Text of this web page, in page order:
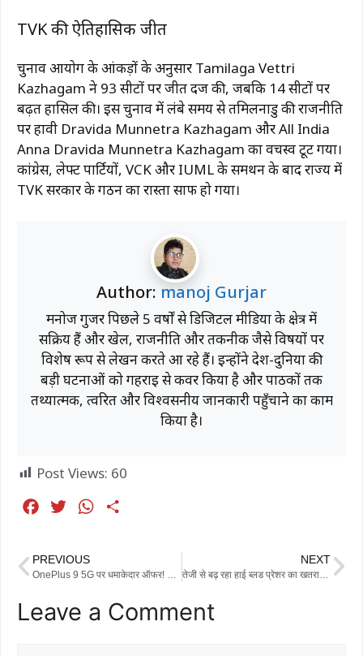
TVK की ऐतिहासिक जीत
चुनाव आयोग के आंकड़ों के अनुसार Tamilaga Vettri
Kazhagam ने 93 सीटों पर जीत दर्ज की, जबकि 14 सीटों पर
बढ़त हासिल की। इस चुनाव में लंबे समय से तमिलनाडु की राजनीति
पर हावी Dravida Munnetra Kazhagam औरAll India
Anna Dravida Munnetra Kazhagam का वर्चस्व टूट गया।
कांग्रेस, लेफ्ट पार्टियों, VCK और IUML के समर्थन के बाद राज्य में
TVK सरकार के गठन का रास्ता साफ हो गया।
Author: manoj Gurjar
मनोज गुर्जर पिछले 5 वर्षों से डिजिटल मीडिया के क्षेत्र में
सक्रिय हैं और खेल, राजनीति और तकनीक जैसे विषयों पर
विशेष रूप से लेखन करते आ रहे हैं। इन्होंने देश-दुनिया की
बड़ी घटनाओं को गहराई से कवर किया है और पाठकों तक
तथ्यात्मक, त्वरित और विश्वसनीय जानकारी पहुँचाने का काम
किया है।
Post Views: 60
e
o
t
e
W
t
A
r
PREVIOUS
OnePlus 9 5G पर धमाकेदार ऑफर! Flipkart पर मिल रहा ₹21 हजार तक का डिस्काउंट
NEXT
तेजी से बढ़ रहा हाई ब्लड प्रेशर का खतरा, डॉक्टर बोले- ‘साइलेंट किलर’ बन रही बीमारी
Leave a Comment